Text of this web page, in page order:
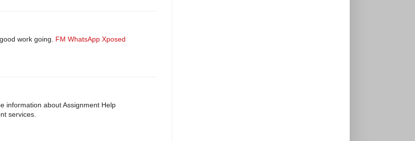
work going.
FM WhatsApp Xposed
information about Assignment Help
services.